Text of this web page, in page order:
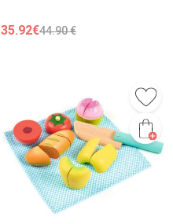
35.92€44.90 €